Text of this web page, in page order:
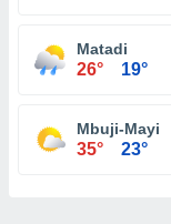
Matadi
26° 19°
Mbuji-Mayi
35° 23°